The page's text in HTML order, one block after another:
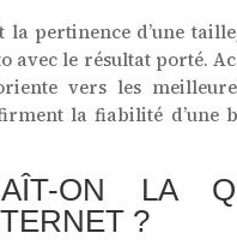
la pertinence d’une
avec le résultat porté.
vers les
la fiabilité d’une
ON LA
?